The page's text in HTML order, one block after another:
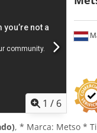
1 / 6
, * Marca: Metso *